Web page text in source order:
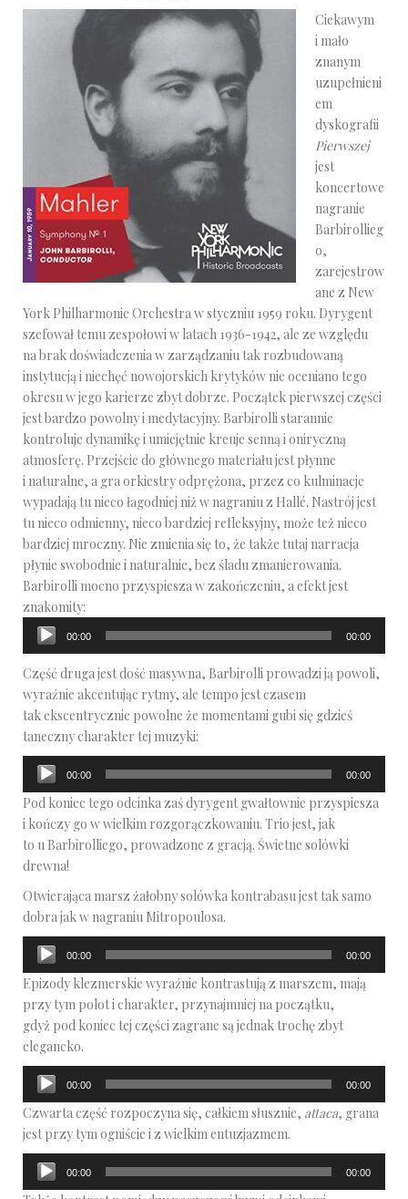
Ciekawym
i mało
znanym
uzupełnieni
em
dyskografii
Pierwszej
jest
koncertowe
nagranie
Barbirollieg
o,
zarejestrow
ane z New
York Philharmonic Orchestra w styczniu 1959 roku. Dyrygent
szefował temu zespołowi w latach 1936-1942, ale ze względu
na brak doświadczenia w zarządzaniu tak rozbudowaną
instytucją i niechęć nowojorskich krytyków nie oceniano tego
okresu w jego karierze zbyt dobrze. Początek pierwszej części
jest bardzo powolny i medytacyjny. Barbirolli starannie
kontroluje dynamikę i umiejętnie kreuje senną i oniryczną
atmosferę. Przejście do głównego materiału jest płynne
i naturalne, a gra orkiestry odprężona, przez co kulminacje
wypadają tu nieco łagodniej niż w nagraniu z Hallé. Nastrój jest
tu nieco odmienny, nieco bardziej refleksyjny, może też nieco
bardziej mroczny. Nie zmienia się to, że także tutaj narracja
płynie swobodnie i naturalnie, bez śladu zmanierowania.
Barbirolli mocno przyspiesza w zakończeniu, a efekt jest
znakomity:
Odtwarzacz
plików
dźwiękowych
00:00 00:00
Część druga jest dość masywna, Barbirolli prowadzi ją powoli,
wyraźnie akcentując rytmy, ale tempo jest czasem
tak ekscentrycznie powolne że momentami gubi się gdzieś
taneczny charakter tej muzyki:
Odtwarzacz
plików
dźwiękowych
00:00 00:00
Pod koniec tego odcinka zaś dyrygent gwałtownie przyspiesza
i kończy go w wielkim rozgorączkowaniu. Trio jest, jak
to u Barbirolliego, prowadzone z gracją. Świetne solówki
drewna!
Otwierająca marsz żałobny solówka kontrabasu jest tak samo
dobra jak w nagraniu Mitropoulosa.
Odtwarzacz
plików
dźwiękowych
00:00 00:00
Epizody klezmerskie wyraźnie kontrastują z marszem, mają
przy tym polot i charakter, przynajmniej na początku,
gdyż pod koniec tej części zagrane są jednak trochę zbyt
elegancko.
Odtwarzacz
plików
dźwiękowych
00:00 00:00
Czwarta część rozpoczyna się, całkiem słusznie, attaca, grana
jest przy tym ogniście i z wielkim entuzjazmem.
Odtwarzacz
plików
00:00 00:00